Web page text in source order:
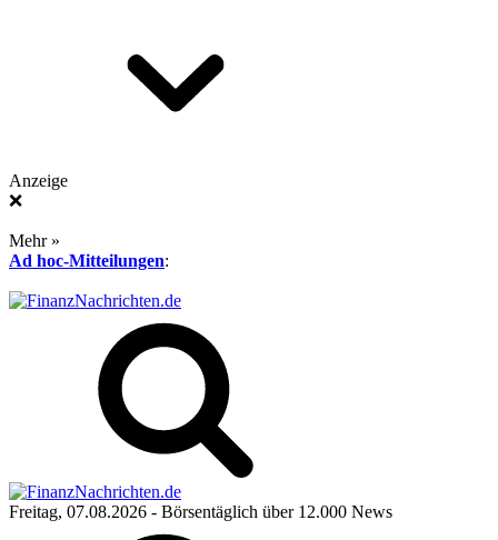
Anzeige
❌
Mehr »
Ad hoc-Mitteilungen:
Freitag, 07.08.2026 - Börsentäglich über 12.000 News